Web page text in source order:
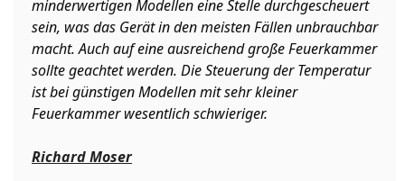
minderwertigen Modellen eine Stelle durchgescheuert
sein, was das Gerät in den meisten Fällen unbrauchbar
macht. Auch auf eine ausreichend große Feuerkammer
sollte geachtet werden. Die Steuerung der Temperatur
ist bei günstigen Modellen mit sehr kleiner
Feuerkammer wesentlich schwieriger.
Richard Moser